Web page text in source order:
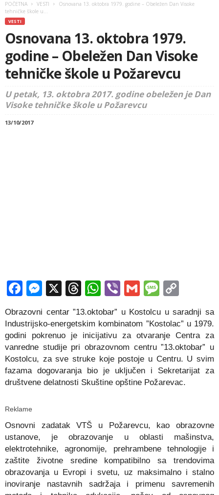
POČETNA VESTI
Osnovana 13. oktobra 1979. godine – Obeležen Dan Visoke
tehničke škole u...
VESTI
Osnovana 13. oktobra 1979.
godine – Obeležen Dan Visoke
tehničke škole u Požarevcu
U petak, 13. oktobra 2017. godine obeležen je Dan
Visoke tehničke škole u Požarevcu
13/10/2017
Facebook
Messenger
X Threads
WhatsApp
ViberGmail
Obrazovni centar ”13.oktobar” u Kostolcu u saradnji sa
Industrijsko-energetskim kombinatom ”Kostolac” u 1979.
godini pokrenuo je inicijativu za otvaranje Centra za
vanredne studije pri obrazovnom centru ”13.oktobar” u
Kostolcu, za sve struke koje postoje u Centru. U svim
fazama dogovaranja bio je uključen i Sekretarijat za
društvene delatnosti Skuštine opštine Požarevac.
Reklame
Osnovni zadatak VTŠ u Požarevcu, kao obrazovne
ustanove, je obrazovanje u oblasti mašinstva,
elektrotehnike, agronomije, prehrambene tehnologije i
zaštite životne sredine kompatibilno sa trendovima
obrazovanja u Evropi i svetu, uz maksimalno i stalno
inoviranje nastavnih sadržaja i primenu savremenih